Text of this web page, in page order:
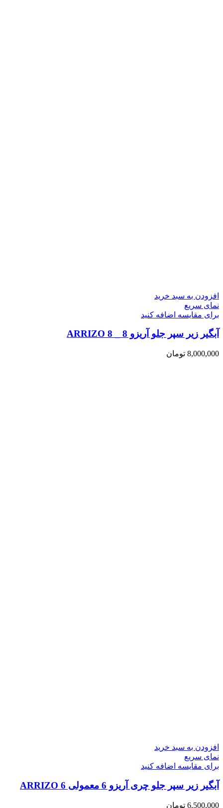
افزودن به سبد خرید
نمای سریع
برای مقایسه اضافه کنید
آبگیر زیر سپر جلو آریزو 8 _ ARRIZO 8
8,000,000 تومان
افزودن به سبد خرید
نمای سریع
برای مقایسه اضافه کنید
آبگیر زیر سپر جلو چری آریزو 6 معمولی ARRIZO 6
6,500,000 تومان